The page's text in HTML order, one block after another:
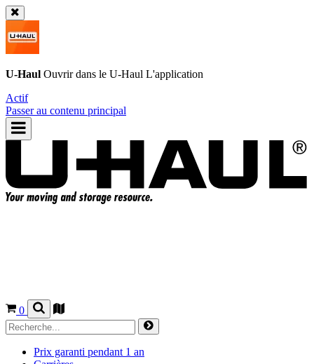
U-Haul Ouvrir dans le U-Haul L'application
Actif
Passer au contenu principal
0
Prix garanti pendant 1 an